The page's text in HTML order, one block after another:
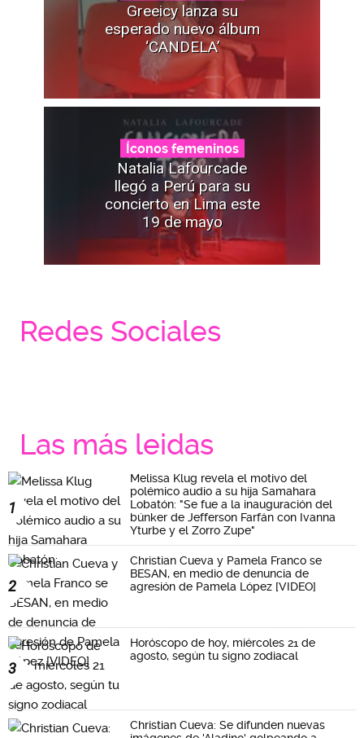
Greeicy lanza su
esperado nuevo álbum
‘CANDELA’
Íconos femeninos
Natalia Lafourcade
llegó a Perú para su
concierto en Lima este
19 de mayo
Redes Sociales
Las más leidas
1
Melissa Klug revela el motivo del
polémico audio a su hija Samahara
Lobatón: "Se fue a la inauguración del
búnker de Jefferson Farfán con Ivanna
Yturbe y el Zorro Zupe"
2
Christian Cueva y Pamela Franco se
BESAN, en medio de denuncia de
agresión de Pamela López [VIDEO]
3
Horóscopo de hoy, miércoles 21 de
agosto, según tu signo zodiacal
Christian Cueva: Se difunden nuevas